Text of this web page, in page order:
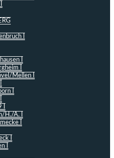
I
I
I
Mellen I
I
H./A. I
I
I
I